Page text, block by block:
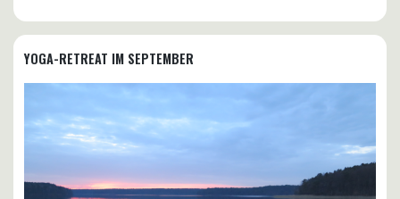
YOGA-RETREAT IM SEPTEMBER